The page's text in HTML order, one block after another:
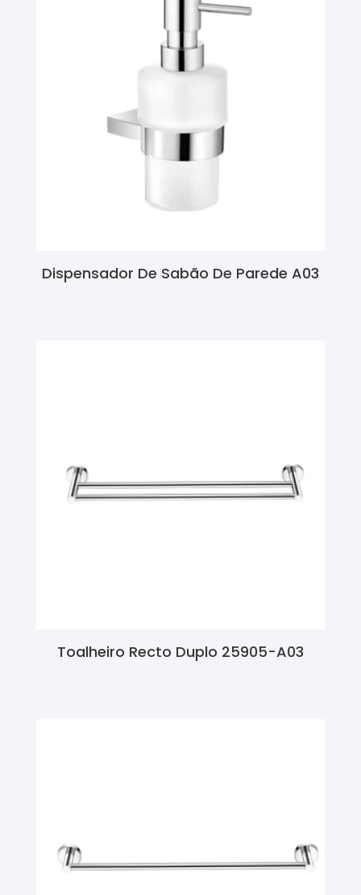
Dispensador De Sabão De Parede A03
Toalheiro Recto Duplo 25905-A03